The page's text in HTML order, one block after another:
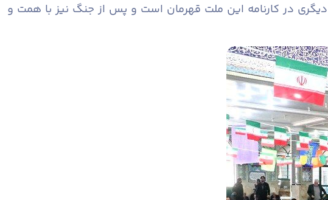
در کارنامه این ملت قهرمان است و پس از جنگ نیز با همت و